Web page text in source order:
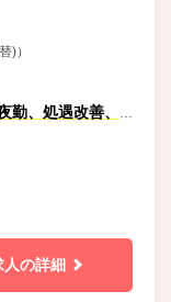
)）
勤、処遇改善、
人の詳細